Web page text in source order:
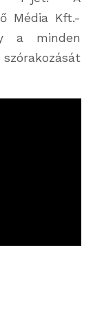
Média Kft.-
a minden